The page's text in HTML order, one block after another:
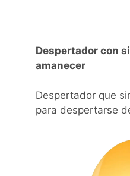
Despertador con
amanecer
Despertador que
para despertarse